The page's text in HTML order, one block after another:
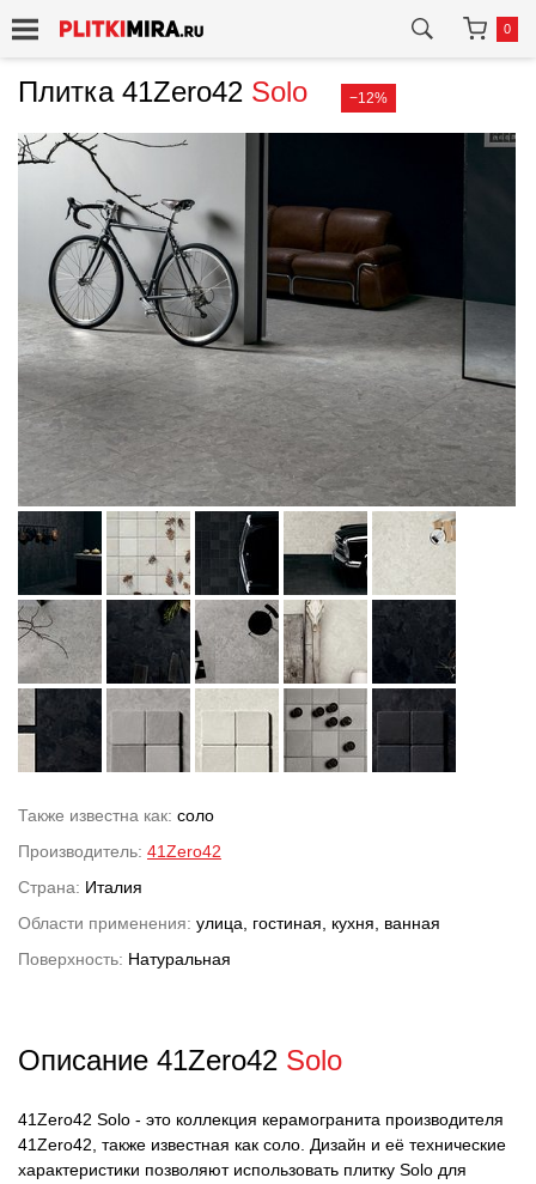
0
Плитка 41Zero42 Solo −12%
Также известна как: соло
Производитель: 41Zero42
Страна: Италия
Области применения: улица, гостиная, кухня, ванная
Поверхность: Натуральная
Описание 41Zero42 Solo
41Zero42 Solo - это коллекция керамогранита производителя
41Zero42, также известная как соло. Дизайн и её технические
характеристики позволяют использовать плитку Solo для